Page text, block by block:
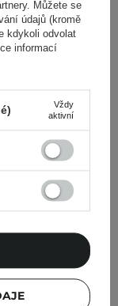
Ampoule 7500
Můžete se
údajů (kromě
kdykoli odvolat
informací
Vždy
aktivní